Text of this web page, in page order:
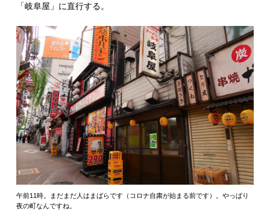
「岐阜屋」に直行する。
午前11時。まだまだ人はまばらです（コロナ自粛が始まる前です）。やっぱり
夜の町なんですね。